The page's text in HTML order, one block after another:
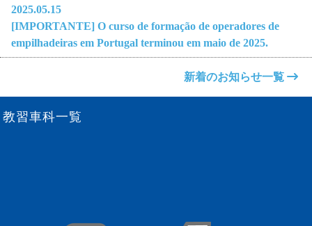
2025.05.15
[IMPORTANTE] O curso de formação de operadores de
empilhadeiras em Portugal terminou em maio de 2025.
新着のお知らせ一覧
教習車科一覧